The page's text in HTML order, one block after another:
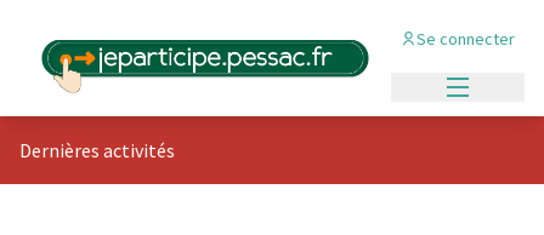
Se connecter
Dernières activités